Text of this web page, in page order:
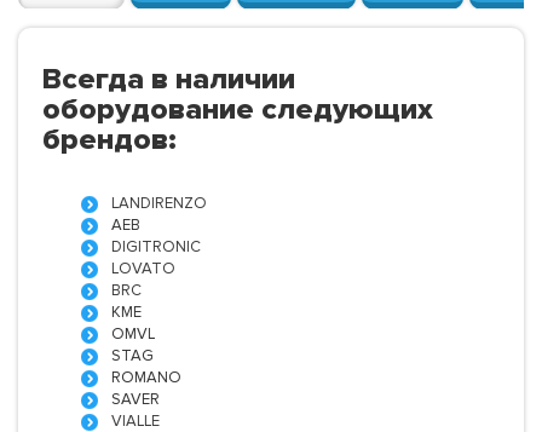
Всегда в наличии
оборудование следующих
брендов:
LANDIRENZO
AEB
DIGITRONIC
LOVATO
BRC
KME
OMVL
STAG
ROMANO
SAVER
VIALLE